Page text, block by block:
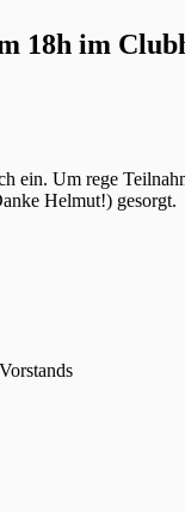
18h im
ein. Um rege
Helmut!) gesorgt.